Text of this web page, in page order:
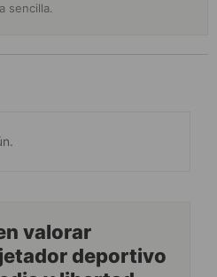
sencilla.
valorar
deportivo